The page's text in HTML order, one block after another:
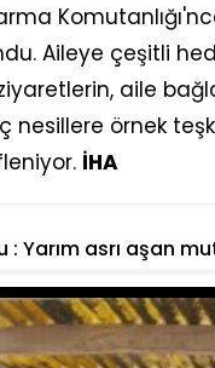
Aileye çeşitli
aile
nesillere örnek
İHA
Yarım asrı aşan